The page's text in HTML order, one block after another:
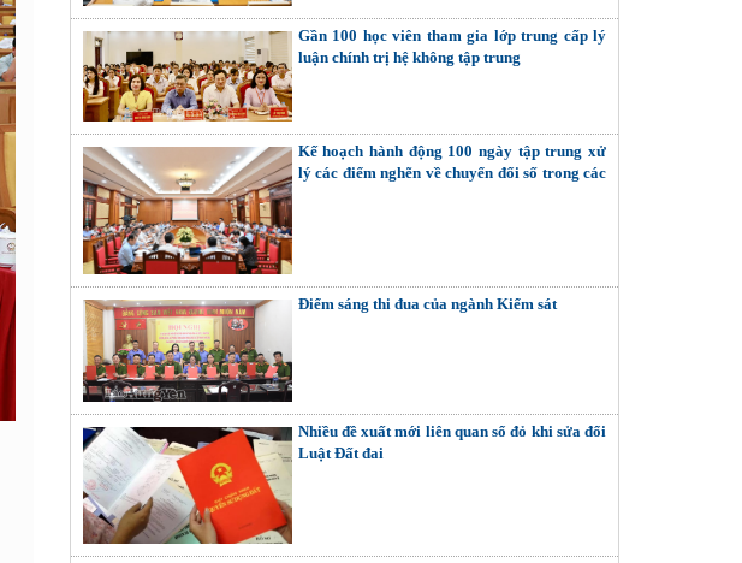
Gần 100 học viên tham gia lớp trung cấp lý
luận chính trị hệ không tập trung
Kế hoạch hành động 100 ngày tập trung xử
lý các điểm nghẽn về chuyển đổi số trong các
Điểm sáng thi đua của ngành Kiểm sát
Nhiều đề xuất mới liên quan sổ đỏ khi sửa đổi
Luật Đất đai